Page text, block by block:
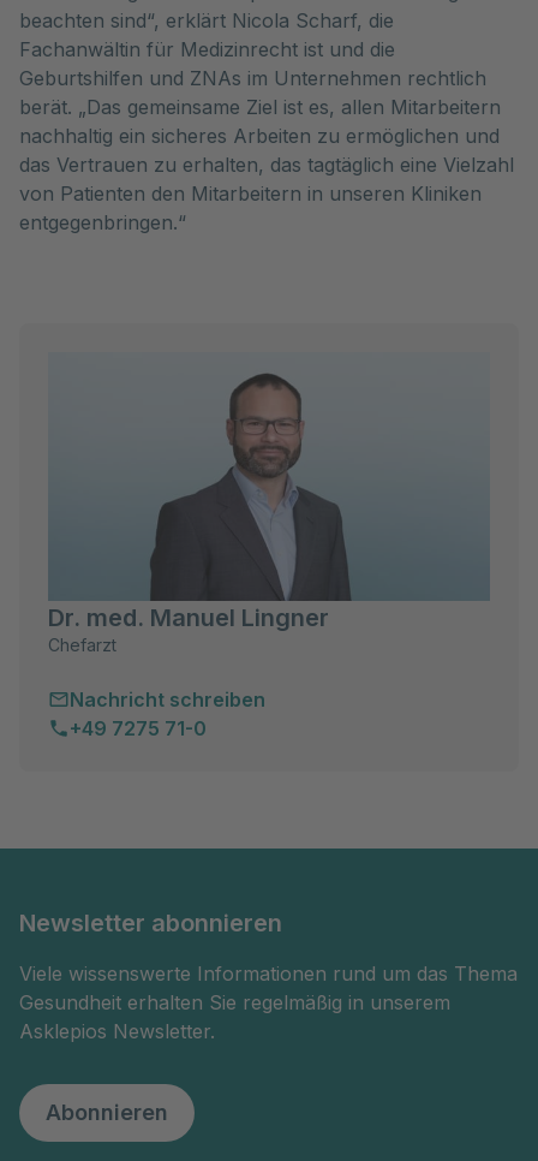
beachten sind“, erklärt Nicola Scharf, die
Fachanwältin für Medizinrecht ist und die
Geburtshilfen und ZNAs im Unternehmen rechtlich
berät. „Das gemeinsame Ziel ist es, allen Mitarbeitern
nachhaltig ein sicheres Arbeiten zu ermöglichen und
das Vertrauen zu erhalten, das tagtäglich eine Vielzahl
von Patienten den Mitarbeitern in unseren Kliniken
entgegenbringen.“
Dr. med. Manuel Lingner
Chefarzt
Nachricht schreiben
+49 7275 71-0
Newsletter abonnieren
Viele wissenswerte Informationen rund um das Thema
Gesundheit erhalten Sie regelmäßig in unserem
Asklepios Newsletter.
Abonnieren